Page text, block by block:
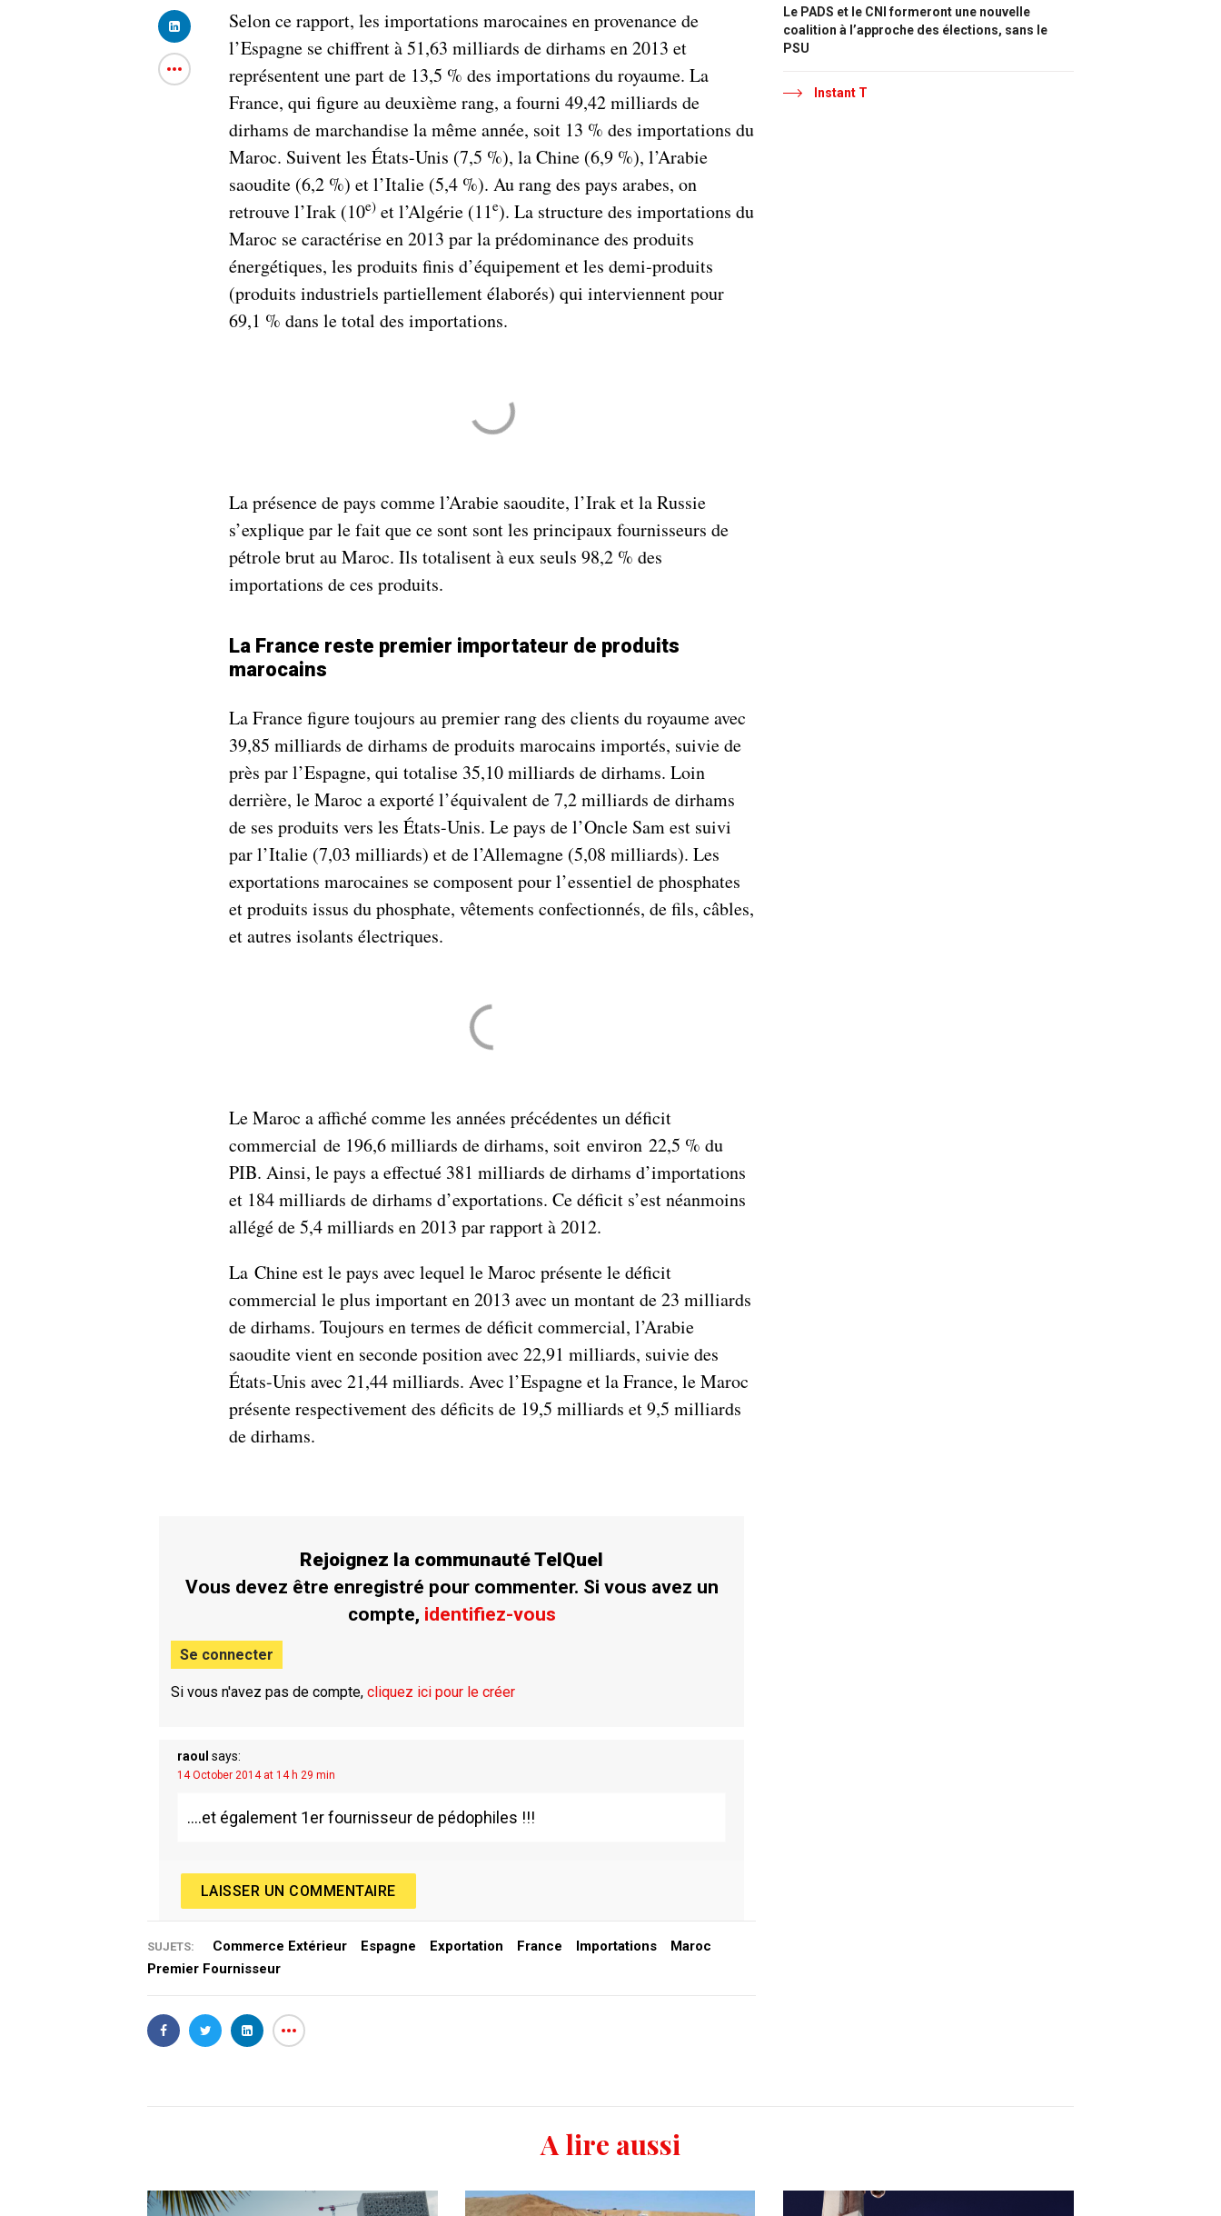
Selon ce rapport, les importations marocaines en provenance de
l’Espagne se chiffrent à 51,63 milliards de dirhams en 2013 et
représentent une part de 13,5 % des importations du royaume. La
France, qui figure au deuxième rang, a fourni 49,42 milliards de
dirhams de marchandise la même année, soit 13 % des importations du
Maroc. Suivent les États-Unis (7,5 %), la Chine (6,9 %), l’Arabie
saoudite (6,2 %) et l’Italie (5,4 %). Au rang des pays arabes, on
retrouve l’Irak (10e) et l’Algérie (11e). La structure des importations du
Maroc se caractérise en 2013 par la prédominance des produits
énergétiques, les produits finis d’équipement et les demi-produits
(produits industriels partiellement élaborés) qui interviennent pour
69,1 % dans le total des importations.
La présence de pays comme l’Arabie saoudite, l’Irak et la Russie
s’explique par le fait que ce sont sont les principaux fournisseurs de
pétrole brut au Maroc. Ils totalisent à eux seuls 98,2 % des
importations de ces produits.
La France reste premier importateur de produits
marocains
La France figure toujours au premier rang des clients du royaume avec
39,85 milliards de dirhams de produits marocains importés, suivie de
près par l’Espagne, qui totalise 35,10 milliards de dirhams. Loin
derrière, le Maroc a exporté l’équivalent de 7,2 milliards de dirhams
de ses produits vers les États-Unis. Le pays de l’Oncle Sam est suivi
par l’Italie (7,03 milliards) et de l’Allemagne (5,08 milliards). Les
exportations marocaines se composent pour l’essentiel de phosphates
et produits issus du phosphate, vêtements confectionnés, de fils, câbles,
et autres isolants électriques.
Le Maroc a affiché comme les années précédentes un déficit
commercial de 196,6 milliards de dirhams, soit environ 22,5 % du
PIB. Ainsi, le pays a effectué 381 milliards de dirhams d’importations
et 184 milliards de dirhams d’exportations. Ce déficit s’est néanmoins
allégé de 5,4 milliards en 2013 par rapport à 2012.
La Chine est le pays avec lequel le Maroc présente le déficit
commercial le plus important en 2013 avec un montant de 23 milliards
de dirhams. Toujours en termes de déficit commercial, l’Arabie
saoudite vient en seconde position avec 22,91 milliards, suivie des
États-Unis avec 21,44 milliards. Avec l’Espagne et la France, le Maroc
présente respectivement des déficits de 19,5 milliards et 9,5 milliards
de dirhams.
Rejoignez la communauté TelQuel
Vous devez être enregistré pour commenter. Si vous avez un
compte, identifiez-vous
Se connecter
Si vous n'avez pas de compte,cliquez ici pour le créer
raoul says:
14 October 2014 at 14 h 29 min
….et également 1er fournisseur de pédophiles !!!
LAISSER UN COMMENTAIRE
SUJETS: Commerce Extérieur Espagne Exportation France Importations
Maroc
Premier Fournisseur
Le PADS et le CNI formeront une nouvelle
coalition à l’approche des élections, sans le
PSU
Instant T
A lire aussi